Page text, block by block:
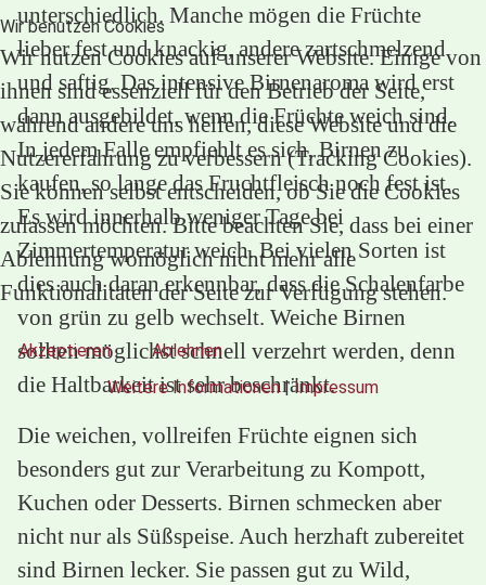
unterschiedlich. Manche mögen die Früchte
lieber fest und knackig, andere zartschmelzend
und saftig. Das intensive Birnenaroma wird erst
dann ausgebildet, wenn die Früchte weich sind.
In jedem Falle empfiehlt es sich, Birnen zu
kaufen, so lange das Fruchtfleisch noch fest ist.
Es wird innerhalb weniger Tage bei
Zimmertemperatur weich. Bei vielen Sorten ist
dies auch daran erkennbar, dass die Schalenfarbe
von grün zu gelb wechselt. Weiche Birnen
sollten möglichst schnell verzehrt werden, denn
die Haltbarkeit ist sehr beschränkt.
Die weichen, vollreifen Früchte eignen sich
besonders gut zur Verarbeitung zu Kompott,
Kuchen oder Desserts. Birnen schmecken aber
nicht nur als Süßspeise. Auch herzhaft zubereitet
sind Birnen lecker. Sie passen gut zu Wild,
Wir benutzen Cookies
Wir nutzen Cookies auf unserer Website. Einige von
ihnen sind essenziell für den Betrieb der Seite,
während andere uns helfen, diese Website und die
Nutzererfahrung zu verbessern (Tracking Cookies).
Sie können selbst entscheiden, ob Sie die Cookies
zulassen möchten. Bitte beachten Sie, dass bei einer
Ablehnung womöglich nicht mehr alle
Funktionalitäten der Seite zur Verfügung stehen.
Akzeptieren
Ablehnen
Weitere Informationen|Impressum